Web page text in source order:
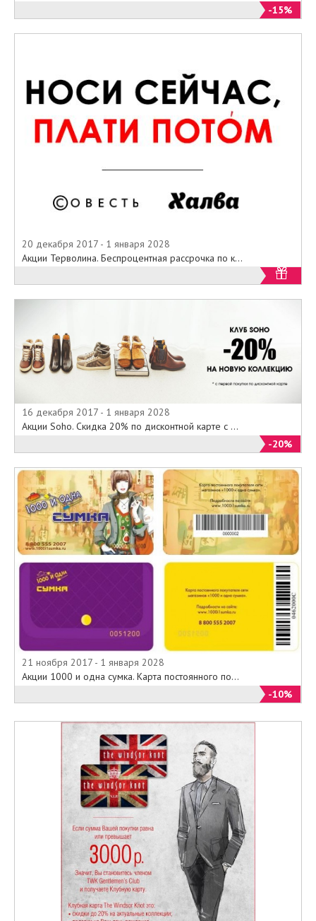
-15%
20 декабря 2017 - 1 января 2028
Акции Терволина. Беспроцентная рассрочка по к...
16 декабря 2017 - 1 января 2028
Акции Soho. Скидка 20% по дисконтной карте с ...
-20%
21 ноября 2017 - 1 января 2028
Акции 1000 и одна сумка. Карта постоянного по...
-10%